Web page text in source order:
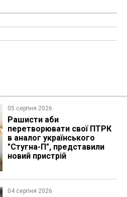
05 серпня 2026
Рашисти аби
перетворювати свої ПТРК
в аналог українського
"Стугна-П", представили
новий пристрій
04 серпня 2026